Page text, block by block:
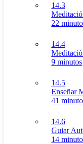
14.3
22
14.4
9 minutos
14.5
Enseñar
41
14.6
Guiar
14